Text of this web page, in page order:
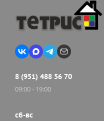
8 (951) 488 56 70
09:00 - 19:00
сб-вс